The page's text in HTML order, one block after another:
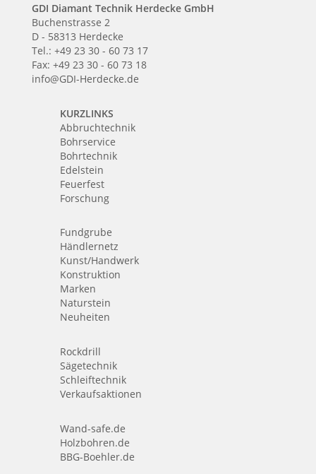
GDI Diamant Technik Herdecke GmbH
Buchenstrasse 2
D - 58313 Herdecke
Tel.: +49 23 30 - 60 73 17
Fax: +49 23 30 - 60 73 18
info@GDI-Herdecke.de
KURZLINKS
Abbruchtechnik
Bohrservice
Bohrtechnik
Edelstein
Feuerfest
Forschung
Fundgrube
Händlernetz
Kunst/Handwerk
Konstruktion
Marken
Naturstein
Neuheiten
Rockdrill
Sägetechnik
Schleiftechnik
Verkaufsaktionen
Wand-safe.de
Holzbohren.de
BBG-Boehler.de